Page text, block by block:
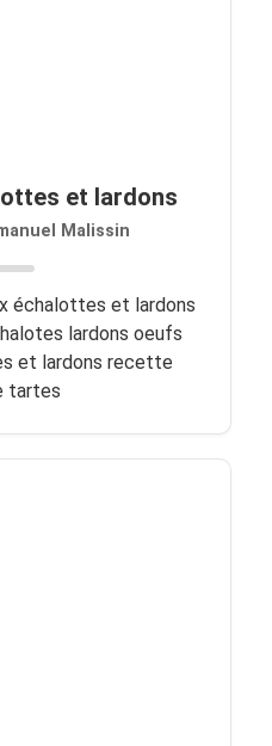
et lardons
Malissin
échalottes et lardons
lardons oeufs
et lardons recette
tartes